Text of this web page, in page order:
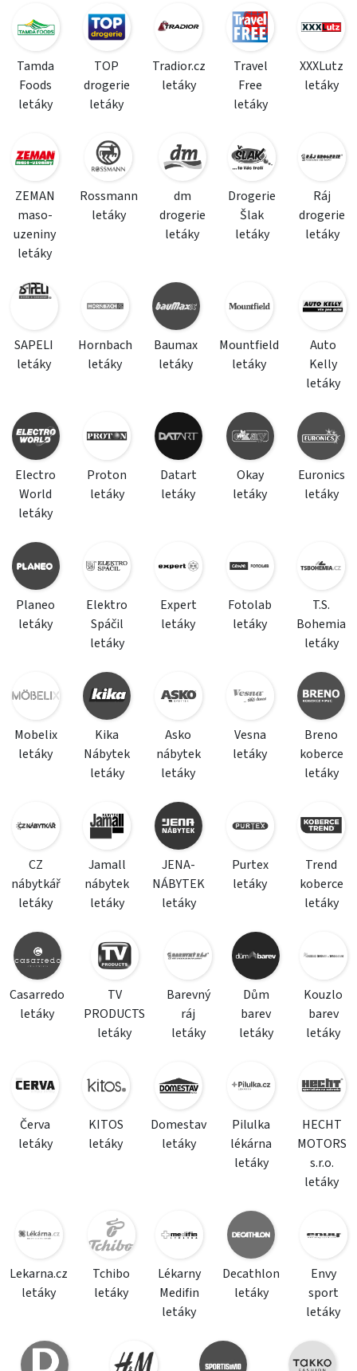
Tamda
Foods
letáky
TOP
drogerie
letáky
Tradior.cz
letáky
Travel
Free
letáky
XXXLutz
letáky
ZEMAN
maso-
uzeniny
letáky
Rossmann
letáky
dm
drogerie
letáky
Drogerie
Šlak
letáky
Ráj
drogerie
letáky
SAPELI
letáky
Hornbach
letáky
Baumax
letáky
Mountfield
letáky
Auto
Kelly
letáky
Electro
World
letáky
Proton
letáky
Datart
letáky
Okay
letáky
Euronics
letáky
Planeo
letáky
Elektro
Spáčil
letáky
Expert
letáky
Fotolab
letáky
T.S.
Bohemia
letáky
Mobelix
letáky
Kika
Nábytek
letáky
Asko
nábytek
letáky
Vesna
letáky
Breno
koberce
letáky
CZ
nábytkář
letáky
Jamall
nábytek
letáky
JENA-
NÁBYTEK
letáky
Purtex
letáky
Trend
koberce
letáky
Casarredo
letáky
TV
PRODUCTS
letáky
Barevný
ráj
letáky
Dům
barev
letáky
Kouzlo
barev
letáky
Červa
letáky
KITOS
letáky
Domestav
letáky
Pilulka
lékárna
letáky
HECHT
MOTORS
s.r.o.
letáky
Lekarna.cz
letáky
Tchibo
letáky
Lékarny
Medifin
letáky
Decathlon
letáky
Envy
sport
letáky